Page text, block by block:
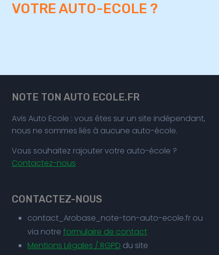
VOTRE AUTO-ECOLE ?
NOTE TON AUTO ECOLE.FR
Avis Auto Ecole : vous êtes sur un site indépendant,
nous ne sommes liés à aucune auto-école.
Vous souhaitez rajouter votre auto-école ?
Contactez-nous
CONTACTEZ-NOUS
contact_Arobase_note-ton-auto-ecole.fr ou
via notre formulaire de contact
Mentions Légales / RGPD du site